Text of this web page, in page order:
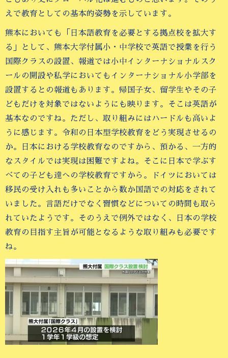
えで教育としての基本的姿勢を示しています。
熊本においても「日本語教育を必要とする拠点校を拡大す
る」として、熊本大学付属小・中学校で英語で授業を行う
国際クラスの設置、報道では小中インターナショナルスク
ールの開設や私学においてもインターナショナル小学部を
設置するとの報道もあります。帰国子女、留学生やその子
どもだけを対象ではないようにも映ります。そこは英語が
基本なのですね。ただし、取り組みにはハードルも高いよ
うに感じます。令和の日本型学校教育をどう実現させるの
か。日本における学校教育なのですから、預かる、一方的
なスタイルでは実現は困難ですよね。そこに日本で学ぶす
べての子ども達への学校教育ですから。ドイツにおいては
移民の受け入れも多いことから数か国語での対応をされて
いました。言語だけでなく習慣などについての時間も取ら
れていたようです。そのうえで例外ではなく、日本の学校
教育の目指す主旨が可能となるような取り組みも必要です
ね。